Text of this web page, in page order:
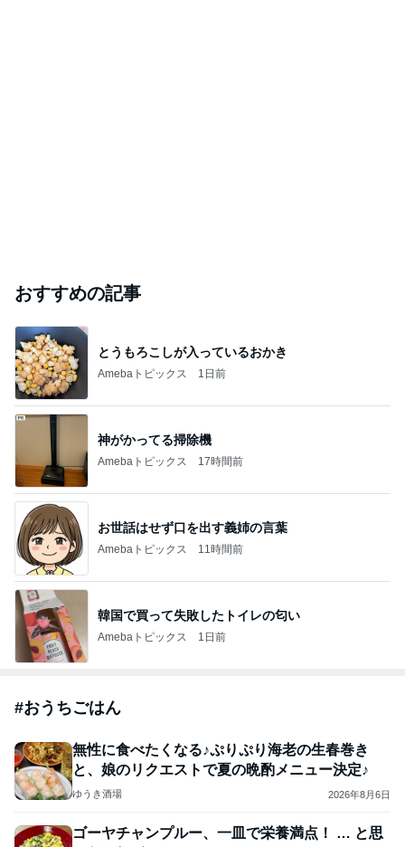
おすすめの記事
とうもろこしが入っているおかき
Amebaトピックス 1日前
神がかってる掃除機
Amebaトピックス 17時間前
お世話はせず口を出す義姉の言葉
Amebaトピックス 11時間前
韓国で買って失敗したトイレの匂い
Amebaトピックス 1日前
#おうちごはん
無性に食べたくなる♪ぷりぷり海老の生春巻き
と、娘のリクエストで夏の晩酌メニュー決定♪
ゆうき酒場 2026年8月6日
ゴーヤチャンプルー、一皿で栄養満点！ … と思